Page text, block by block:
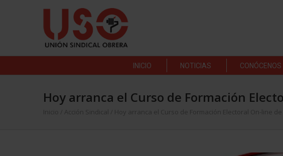
INICIO NOTICIAS CONÓCENOS
Hoy arranca el Curso de Formación
Inicio Acción Sindical Hoy arranca el Curso de Formación Electoral On-line de